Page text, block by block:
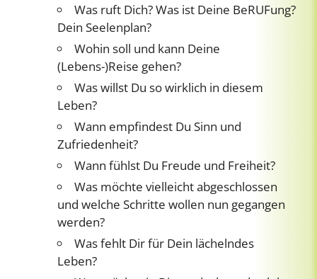
Was ruft Dich? Was ist Deine BeRUFung?
Dein Seelenplan?
Wohin soll und kann Deine
(Lebens-)Reise gehen?
Was willst Du so wirklich in diesem
Leben?
Wann empfindest Du Sinn und
Zufriedenheit?
Wann fühlst Du Freude und Freiheit?
Was möchte vielleicht abgeschlossen
und welche Schritte wollen nun gegangen
werden?
Was fehlt Dir für Dein lächelndes
Leben?